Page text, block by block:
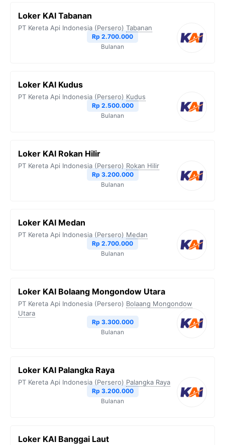
Loker KAI Tabanan
PT Kereta Api Indonesia (Persero) Tabanan
Rp 2.700.000
Bulanan
Loker KAI Kudus
PT Kereta Api Indonesia (Persero) Kudus
Rp 2.500.000
Bulanan
Loker KAI Rokan Hilir
PT Kereta Api Indonesia (Persero) Rokan Hilir
Rp 3.200.000
Bulanan
Loker KAI Medan
PT Kereta Api Indonesia (Persero) Medan
Rp 2.700.000
Bulanan
Loker KAI Bolaang Mongondow Utara
PT Kereta Api Indonesia (Persero) Bolaang Mongondow
Utara
Rp 3.300.000
Bulanan
Loker KAI Palangka Raya
PT Kereta Api Indonesia (Persero) Palangka Raya
Rp 3.200.000
Bulanan
Loker KAI Banggai Laut